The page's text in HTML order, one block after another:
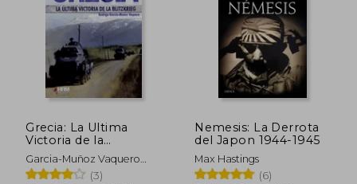
Grecia: La Ultima
Victoria de la
Bltizkrieg
Garcia-Muñoz Vaquero
Rodrigo
(3)
Nemesis: La Derrota
del Japon 1944-1945
Max Hastings
(6)